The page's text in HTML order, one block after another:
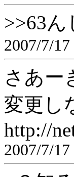
>>63
2007/7/
さあー
変更し
http://
2007/7/